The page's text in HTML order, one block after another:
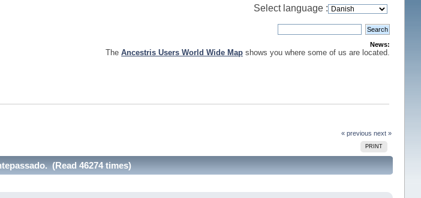
Select language :
News:
TheAncestris Users World Wide Map shows you where some of us are located.
« previous next »
PRINT
(Read 46274 times)